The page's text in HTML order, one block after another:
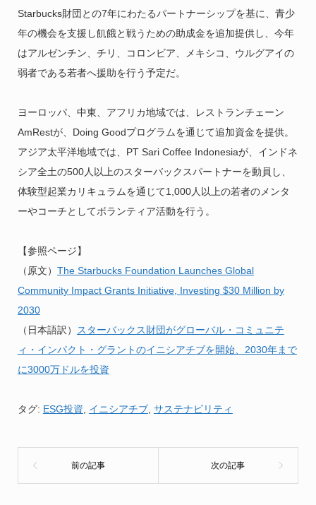
Starbucks財団との7年にわたるパートナーシップを基に、青少
年の機会を支援し飢餓と戦うための助成金を追加提供し、今年
はアルゼンチン、チリ、コロンビア、メキシコ、ウルグアイの
弱者である若者へ援助を行う予定だ。
ヨーロッパ、中東、アフリカ地域では、レストランチェーン
AmRestが、Doing Goodプログラムを通じて追加資金を提供。
アジア太平洋地域では、PT Sari Coffee Indonesiaが、インドネ
シア全土の500人以上のスターバックスパートナーを動員し、
体験型起業カリキュラムを通じて1,000人以上の若者のメンタ
ーやコーチとしてボランティア活動を行う。
【参照ページ】
（原文） The Starbucks Foundation Launches Global
Community Impact Grants Initiative, Investing $30 Million by
2030
（日本語訳）
スターバックス財団がグローバル・コミュニテ
ィ・インパクト・グラントのイニシアチブを開始、2030年まで
に3000万ドルを投資
タグ: ESG投資 イニシアチブ, サステナビリティ